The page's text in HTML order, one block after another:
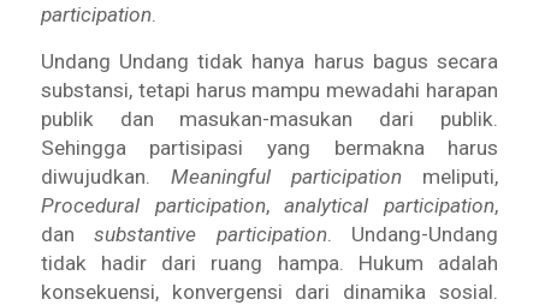
participation.
Undang Undang tidak hanya harus bagus secara
substansi, tetapi harus mampu mewadahi harapan
publik dan masukan-masukan dari publik.
Sehingga partisipasi yang bermakna harus
diwujudkan. Meaningful participation meliputi,
Procedural participation,analytical participation,
dansubstantive participation. Undang-Undang
tidak hadir dari ruang hampa. Hukum adalah
konsekuensi, konvergensi dari dinamika sosial.